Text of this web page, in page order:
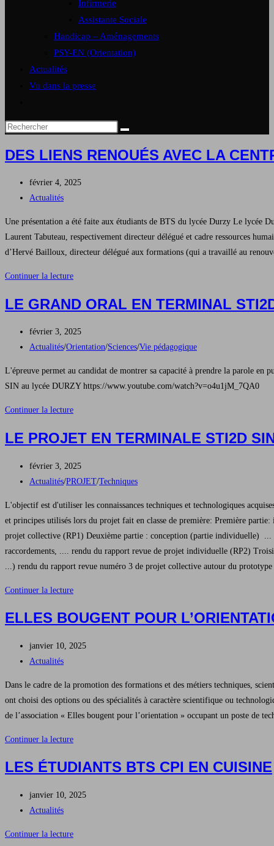
Infirmerie
Assistante Sociale
Handicap – Aménagements
PSY-EN (Orientation)
Actualités
Vu dans la presse
search
DES LIENS RENOUÉS AVEC LA
Publication
publiée :
février 4, 2025
Post
Actualités
Une présentation a été faite aux étudiants de BTS du lycée Durzy Le lycée
Laurent Tabuteau, respectivement directeur délégué et cadre ressources
d’Hervé Bailloux, directeur délégué aux formations (qui a travaillé au
Continuer la lectureDes
renoués
la
centrale
de
Dampierre
Burly
LE GRAND ORAL EN TERMINAL
Publication
publiée :
février 3, 2025
Post
Actualités/Orientation/Sciences/Vie pédagogique
L'épreuve permet au candidat de montrer sa capacité à prendre la parole
SIN au lycée DURZY https://www.youtube.com/watch?v=o4u1jM_7QA0
Continuer la lectureLe
oral
Terminal
STI2D
SIN
LE PROJET EN TERMINALE STI2D
Publication
publiée :
février 3, 2025
Post
Actualités/PROJET/Techniques
L'objectif est d'utiliser les connaissances techniques et technologiques
et principes utilisés lors du projet fait en classe de première: Première
projet collective (RP1) Deuxième partie : conception (partie individuelle) ...
raccordements, .... rendu du rapport revue de projet individuelle (RP2)
...) rendu du rapport revue numéro 3 de projet collective autour du
Continuer la lectureLe
en
STI2D
ELLES BOUGENT POUR
Publication
publiée :
janvier 10, 2025
Post
Actualités
Dans le cadre de la promotion des formations et des métiers techniques,
ont choisi des options ou des spécialités à caractère scientifique ou
de l’association « Elles bougent pour l’orientation » occupant un poste de
Continuer la lectureElles
pour
au
LES ÉTUDIANTS BTS CPI EN CUISINE
Publication
publiée :
janvier 10, 2025
Post
Actualités
Continuer la lectureLes